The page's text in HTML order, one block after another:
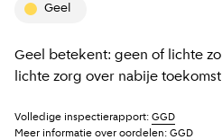
geel
Geel betekent: geen of lichte zorg over actuele situatie,
lichte zorg over nabije toekomst
Volledige inspectierapport: GGD
Meer informatie over oordelen: GGD